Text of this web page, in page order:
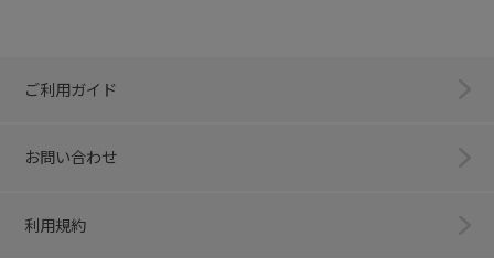
ご利用ガイド
お問い合わせ
利用規約